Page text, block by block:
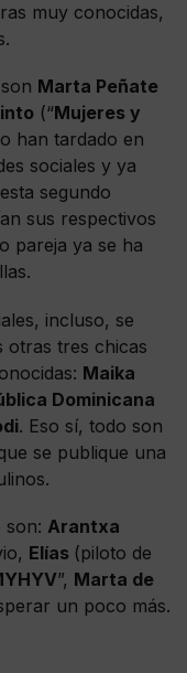
muy conocidas,
Marta Peñate
(“Mujeres y
han tardado en
sociales y ya
segundo
sus respectivos
pareja ya se ha
incluso, se
otras tres chicas
Maika
Dominicana
. Eso sí, todo son
se publique una
son: Arantxa
Elías (piloto de
”, Marta de
un poco más.